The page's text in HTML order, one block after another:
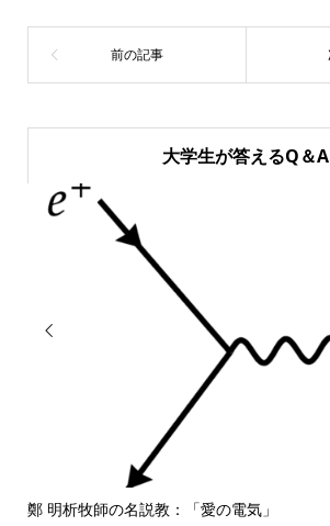
大学生が答えるQ＆A

鄭 明析牧師の名説教：「愛の電気」